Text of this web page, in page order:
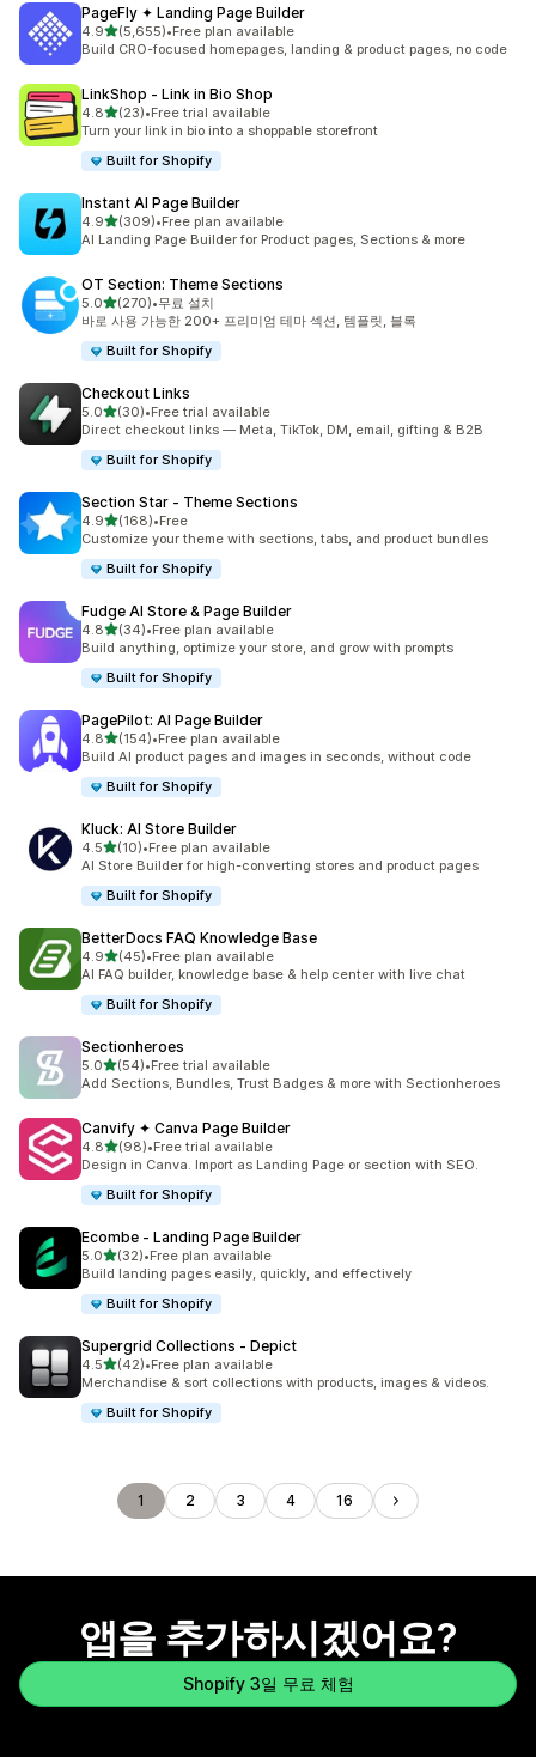
PageFly ✦ Landing Page Builder
4.9별 5개 중
(5,655)
총 리뷰 5655개
•Free plan available
Build CRO-focused homepages, landing & product pages, no code
LinkShop ‑ Link in Bio Shop
4.8별 5개 중
(23)
총 리뷰 23개
•Free trial available
Turn your link in bio into a shoppable storefront
Built for Shopify
Instant AI Page Builder
4.9별 5개 중
(309)
총 리뷰 309개
•Free plan available
AI Landing Page Builder for Product pages, Sections & more
OT Section: Theme Sections
5.0별 5개 중
(270)
총 리뷰 270개
•무료 설치
바로 사용 가능한 200+ 프리미엄 테마 섹션, 템플릿, 블록
Built for Shopify
Checkout Links
5.0별 5개 중
(30)
총 리뷰 30개
•Free trial available
Direct checkout links — Meta, TikTok, DM, email, gifting & B2B
Built for Shopify
Section Star ‑ Theme Sections
4.9별 5개 중
(168)
총 리뷰 168개
•Free
Customize your theme with sections, tabs, and product bundles
Built for Shopify
Fudge AI Store & Page Builder
4.8별 5개 중
(34)
총 리뷰 34개
•Free plan available
Build anything, optimize your store, and grow with prompts
Built for Shopify
PagePilot: AI Page Builder
4.8별 5개 중
(154)
총 리뷰 154개
•Free plan available
Build AI product pages and images in seconds, without code
Built for Shopify
Kluck: AI Store Builder
4.5별 5개 중
(10)
총 리뷰 10개
•Free plan available
AI Store Builder for high-converting stores and product pages
Built for Shopify
BetterDocs FAQ Knowledge Base
4.9별 5개 중
(45)
총 리뷰 45개
•Free plan available
AI FAQ builder, knowledge base & help center with live chat
Built for Shopify
Sectionheroes
5.0별 5개 중
(54)
총 리뷰 54개
•Free trial available
Add Sections, Bundles, Trust Badges & more with Sectionheroes
Canvify ✦ Canva Page Builder
4.8별 5개 중
(98)
총 리뷰 98개
•Free trial available
Design in Canva. Import as Landing Page or section with SEO.
Built for Shopify
Ecombe ‑ Landing Page Builder
5.0별 5개 중
(32)
총 리뷰 32개
•Free plan available
Build landing pages easily, quickly, and effectively
Built for Shopify
Supergrid Collections ‑ Depict
4.5별 5개 중
(42)
총 리뷰 42개
•Free plan available
Merchandise & sort collections with products, images & videos.
Built for Shopify
1 2 3 4 16
앱을 추가하시겠어요?
Shopify 3일 무료 체험